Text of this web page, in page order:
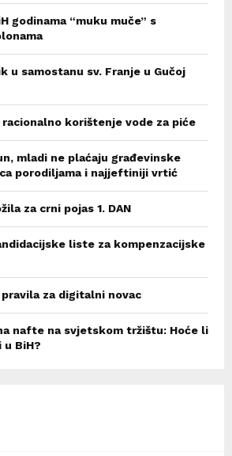
godinama “muku muče” s
u samostanu sv. Franje u Gučoj
korištenje vode za piće
mladi ne plaćaju građevinske
porodiljama i najjeftiniji vrtić
za crni pojas 1. DAN
liste za kompenzacijske
pravila za digitalni novac
nafte na svjetskom tržištu: Hoće li
BiH?